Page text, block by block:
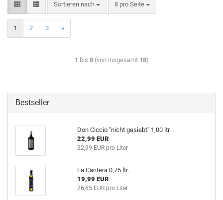
Sortieren nach 8 pro Seite
1 2 3 »
1 bis 8(von insgesamt 18)
Bestseller
Don Ciccio "nicht gesiebt" 1,00 ltr.
22,99 EUR
22,99 EUR pro Liter
La Cantera 0,75 ltr.
19,99 EUR
26,65 EUR pro Liter